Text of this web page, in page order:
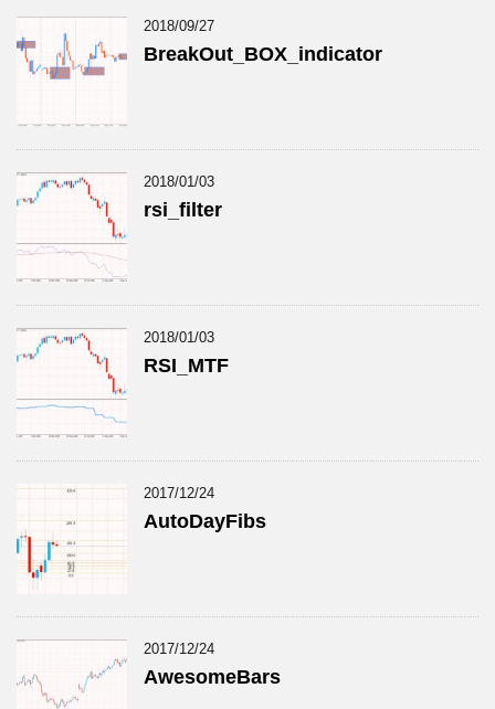
2018/09/27
BreakOut_BOX_indicator
2018/01/03
rsi_filter
2018/01/03
RSI_MTF
2017/12/24
AutoDayFibs
2017/12/24
AwesomeBars